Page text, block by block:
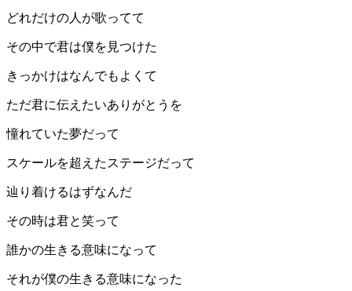
どれだけの人が歌ってて
その中で君は僕を見つけた
きっかけはなんでもよくて
ただ君に伝えたいありがとうを
憧れていた夢だって
スケールを超えたステージだって
辿り着けるはずなんだ
その時は君と笑って
誰かの生きる意味になって
それが僕の生きる意味になった